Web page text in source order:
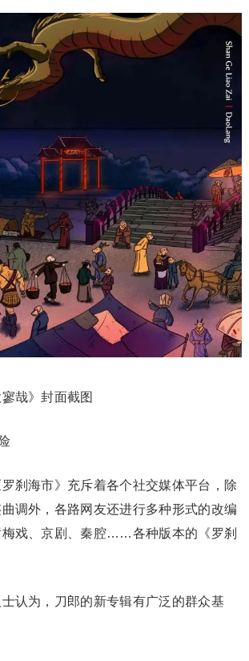
哉》封面截图
刹海市》充斥着各个社交媒体平台，除
调外，各路网友还进行多种形式的改编
梅戏、京剧、秦腔……各种版本的《罗刹
认为，刀郎的新专辑有广泛的群众基